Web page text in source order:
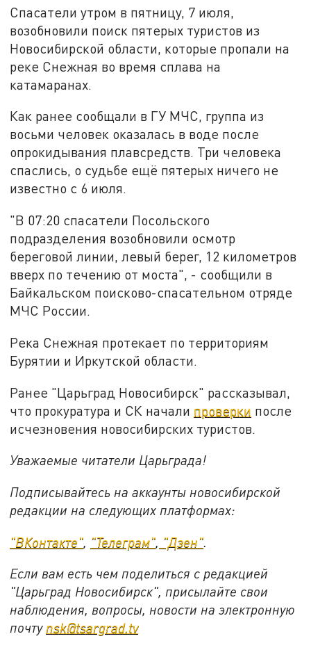
Спасатели утром в пятницу, 7 июля,
возобновили поиск пятерых туристов из
Новосибирской области, которые пропали на
реке Снежная во время сплава на
катамаранах.
Как ранее сообщали в ГУ МЧС, группа из
восьми человек оказалась в воде после
опрокидывания плавсредств. Три человека
спаслись, о судьбе ещё пятерых ничего не
известно с 6 июля.
"В 07:20 спасатели Посольского
подразделения возобновили осмотр
береговой линии, левый берег, 12 километров
вверх по течению от моста", - сообщили в
Байкальском поисково-спасательном отряде
МЧС России.
Река Снежная протекает по территориям
Бурятии и Иркутской области.
Ранее "Царьград Новосибирск" рассказывал,
что прокуратура и СК начали проверки после
исчезновения новосибирских туристов.
Уважаемые читатели Царьграда!
Подписывайтесь на аккаунты новосибирской
редакции на следующих платформах:
"ВКонтакте" "Телеграм" "Дзен"
Если вам есть чем поделиться с редакцией
"Царьград Новосибирск", присылайте свои
наблюдения, вопросы, новости на электронную
почту nsk@tsargrad.tv